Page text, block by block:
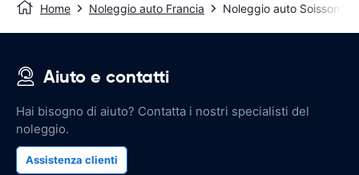
Home Noleggio auto Francia Noleggio auto Soissons
Aiuto e contatti
Hai bisogno di aiuto? Contatta i nostri specialisti del
noleggio.
Assistenza clienti